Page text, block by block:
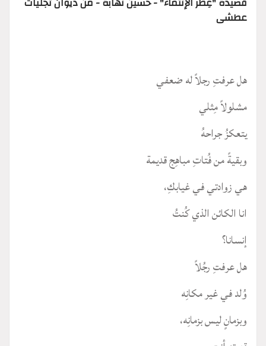
عطشى
هل عرفتِ رجلاً له ضعفي
مشلولاً مِثلي
يتعكزُ جراحهُ
وبقيةً من فُتاتِ مباهِج قديمة
هي زوادتي في غيابكِ،
انا الكائن الذي كُنتُ
إنسانا؟
هل عرفتِ رجُلاً
وُلد في غير مكانِه
وبزمانٍ ليس بزمانِه،